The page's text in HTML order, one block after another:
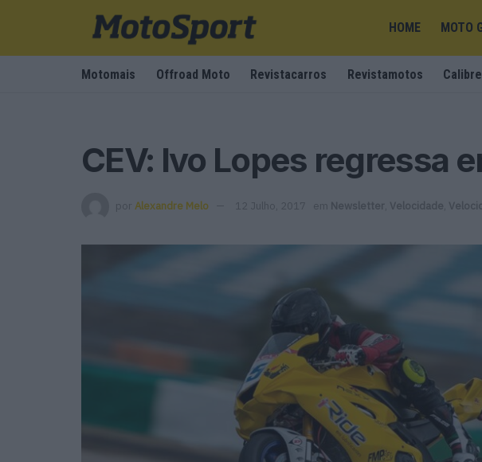
HOME MOTO
Motomais Offroad Moto Revistacarros Revistamotos
CEV: Ivo Lopes regressa
por Alexandre Melo 12 Julho, 2017 em Newsletter Velocidade